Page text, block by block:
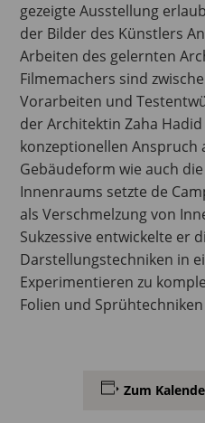
gezeigte Ausstellung
der Bilder des Künstlers
Arbeiten des gelernten
Filmemachers sind
Vorarbeiten und
der Architektin Zaha
konzeptionellen Anspruch
Gebäudeform wie auch
Innenraums setzte de
als Verschmelzung von
Sukzessive entwickelte er
Darstellungstechniken in
Experimentieren zu
Folien und
Zum